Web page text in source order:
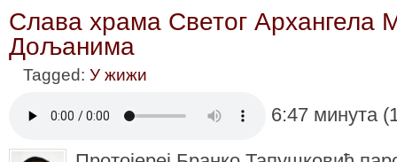
Слава храма Светог Архангела
Дољанима
Tagged: У жижи
6:47 минута